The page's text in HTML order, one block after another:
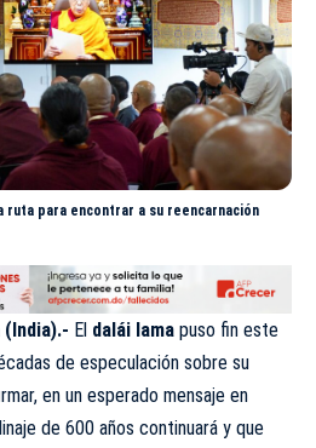
ruta para encontrar a su reencarnación
(India).- El dalái lama puso fin este
de especulación sobre su
en un esperado mensaje en
de 600 años continuará y que